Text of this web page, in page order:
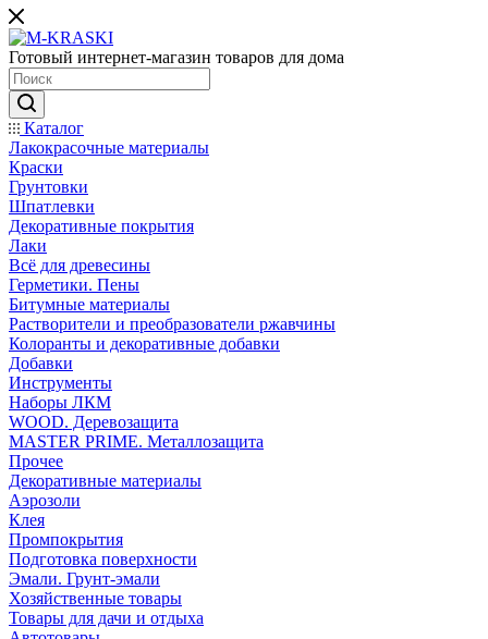
Готовый интернет-магазин товаров для дома
Каталог
Лакокрасочные материалы
Краски
Грунтовки
Шпатлевки
Декоративные покрытия
Лаки
Всё для древесины
Герметики. Пены
Битумные материалы
Растворители и преобразователи ржавчины
Колоранты и декоративные добавки
Добавки
Инструменты
Наборы ЛКМ
WOOD. Деревозащита
MASTER PRIME. Металлозащита
Прочее
Декоративные материалы
Аэрозоли
Клея
Промпокрытия
Подготовка поверхности
Эмали. Грунт-эмали
Хозяйственные товары
Товары для дачи и отдыха